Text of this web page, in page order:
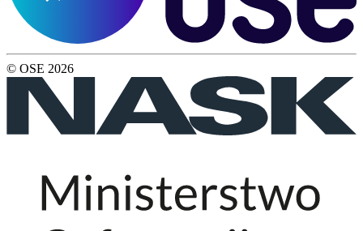
© OSE 2026